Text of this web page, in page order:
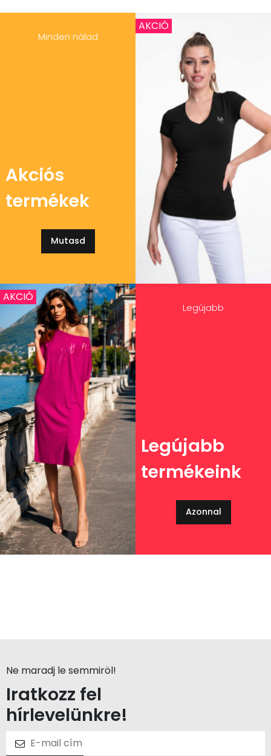
Minden nálad
Akciós
termékek
Mutasd
AKCIÓ
Legújabb
Legújabb
termékeink
Azonnal
AKCIÓ
Ne maradj le semmiröl!
Iratkozz fel
hírlevelünkre!